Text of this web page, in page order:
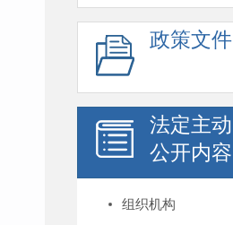
政策文件
法定主动
公开内容
组织机构